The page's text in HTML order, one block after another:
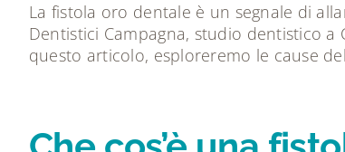
La fistola oro dentale è un segnale di
Dentistici Campagna, studio dentistico
questo articolo, esploreremo le cause